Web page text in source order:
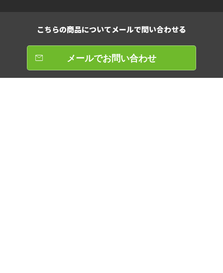
こちらの商品についてメールで問い合わせる
メールでお問い合わせ